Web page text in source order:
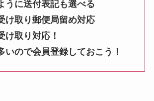
うに送付表記も選べる
け取り郵便局留め対応
け取り対応！
いので会員登録しておこう！